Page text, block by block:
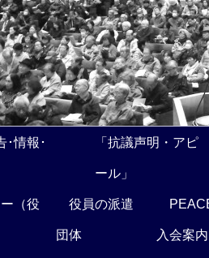
･情報･ 「抗議声明・アピ
ール」
（役 役員の派遣
団体 入会案内